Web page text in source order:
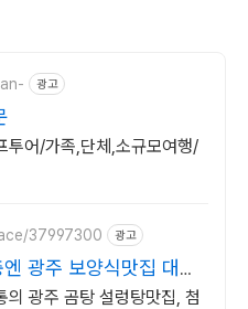
광고
투어/가족,단체,소규모여행/
37997300 광고
광주 보양식맛집 대양
광주 곰탕 설렁탕맛집, 첨